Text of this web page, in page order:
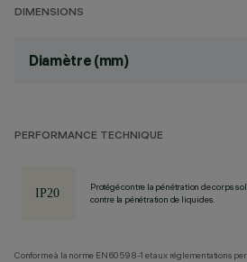
DIMENSIONS
Diamètre (mm)
PERFORMANCE TECHNIQUE
Protégé contre la pénétration de corps
contre la pénétration de liquides.
Conforme à la norme EN60598-1 et aux réglementations